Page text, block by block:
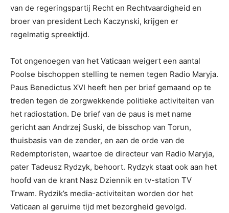
van de regeringspartij Recht en Rechtvaardigheid en
broer van president Lech Kaczynski, krijgen er
regelmatig spreektijd.
Tot ongenoegen van het Vaticaan weigert een aantal
Poolse bischoppen stelling te nemen tegen Radio Maryja.
Paus Benedictus XVI heeft hen per brief gemaand op te
treden tegen de zorgwekkende politieke activiteiten van
het radiostation. De brief van de paus is met name
gericht aan Andrzej Suski, de bisschop van Torun,
thuisbasis van de zender, en aan de orde van de
Redemptoristen, waartoe de directeur van Radio Maryja,
pater Tadeusz Rydzyk, behoort. Rydzyk staat ook aan het
hoofd van de krant Nasz Dziennik en tv-station TV
Trwam. Rydzik’s media-activiteiten worden dor het
Vaticaan al geruime tijd met bezorgheid gevolgd.